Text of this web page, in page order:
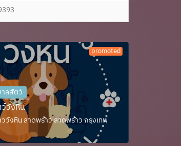
promoted
ลสัตว์
วังหิน
วังหิน ลาดพร้าว ลาดพร้าว กรุงเทพ